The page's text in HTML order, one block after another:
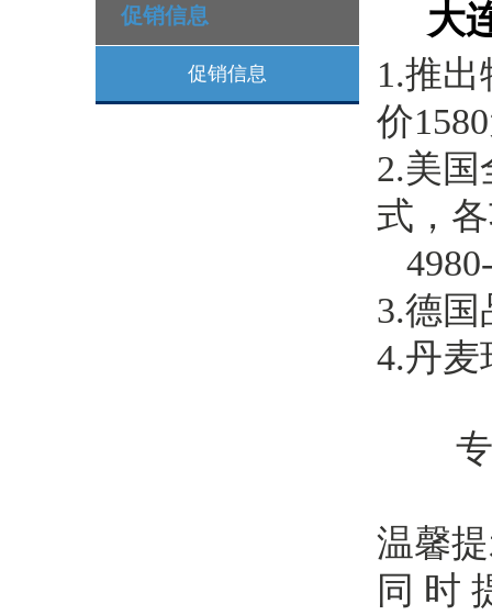
促销信息
促销信息
大
1.推
价
2.美
式，
3.德
4.丹麦
专
温馨
同 时